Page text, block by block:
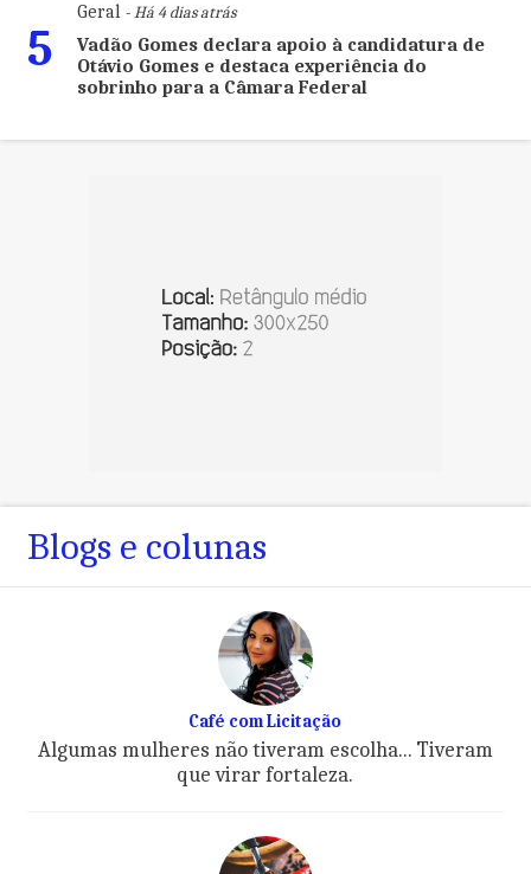
5
Geral- Há 4 dias atrás
Vadão Gomes declara apoio à candidatura de
Otávio Gomes e destaca experiência do
sobrinho para a Câmara Federal
Blogs e colunas
Café com Licitação
Algumas mulheres não tiveram escolha... Tiveram
que virar fortaleza.